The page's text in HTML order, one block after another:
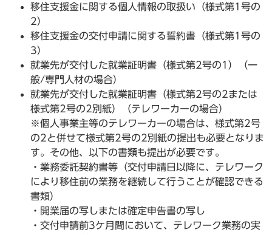
移住支援金に関する個人情報の取扱い（様式第1号の
2）
移住支援金の交付申請に関する誓約書（様式第1号の
3）
就業先が交付した就業証明書（様式第2号の1）（一
般/専門人材の場合）
就業先が交付した就業証明書（様式第2号の2または
様式第2号の2別紙）（テレワーカーの場合）
※個人事業主等のテレワーカーの場合は、様式第2号
の2と併せて様式第2号の2別紙の提出も必要となりま
す。その他、以下の書類も提出が必要です。
・業務委託契約書等（交付申請日以降に、テレワーク
により移住前の業務を継続して行うことが確認できる
書類）
・開業届の写しまたは確定申告書の写し
・交付申請前3ケ月間において、テレワーク業務の実